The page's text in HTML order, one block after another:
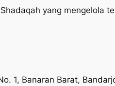
yang mengelola
1, Banaran Barat,